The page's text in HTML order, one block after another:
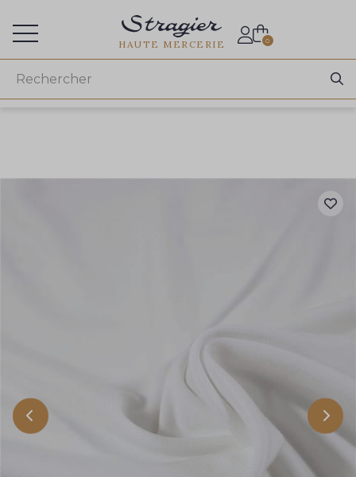
HAUTE MERCERIE 0